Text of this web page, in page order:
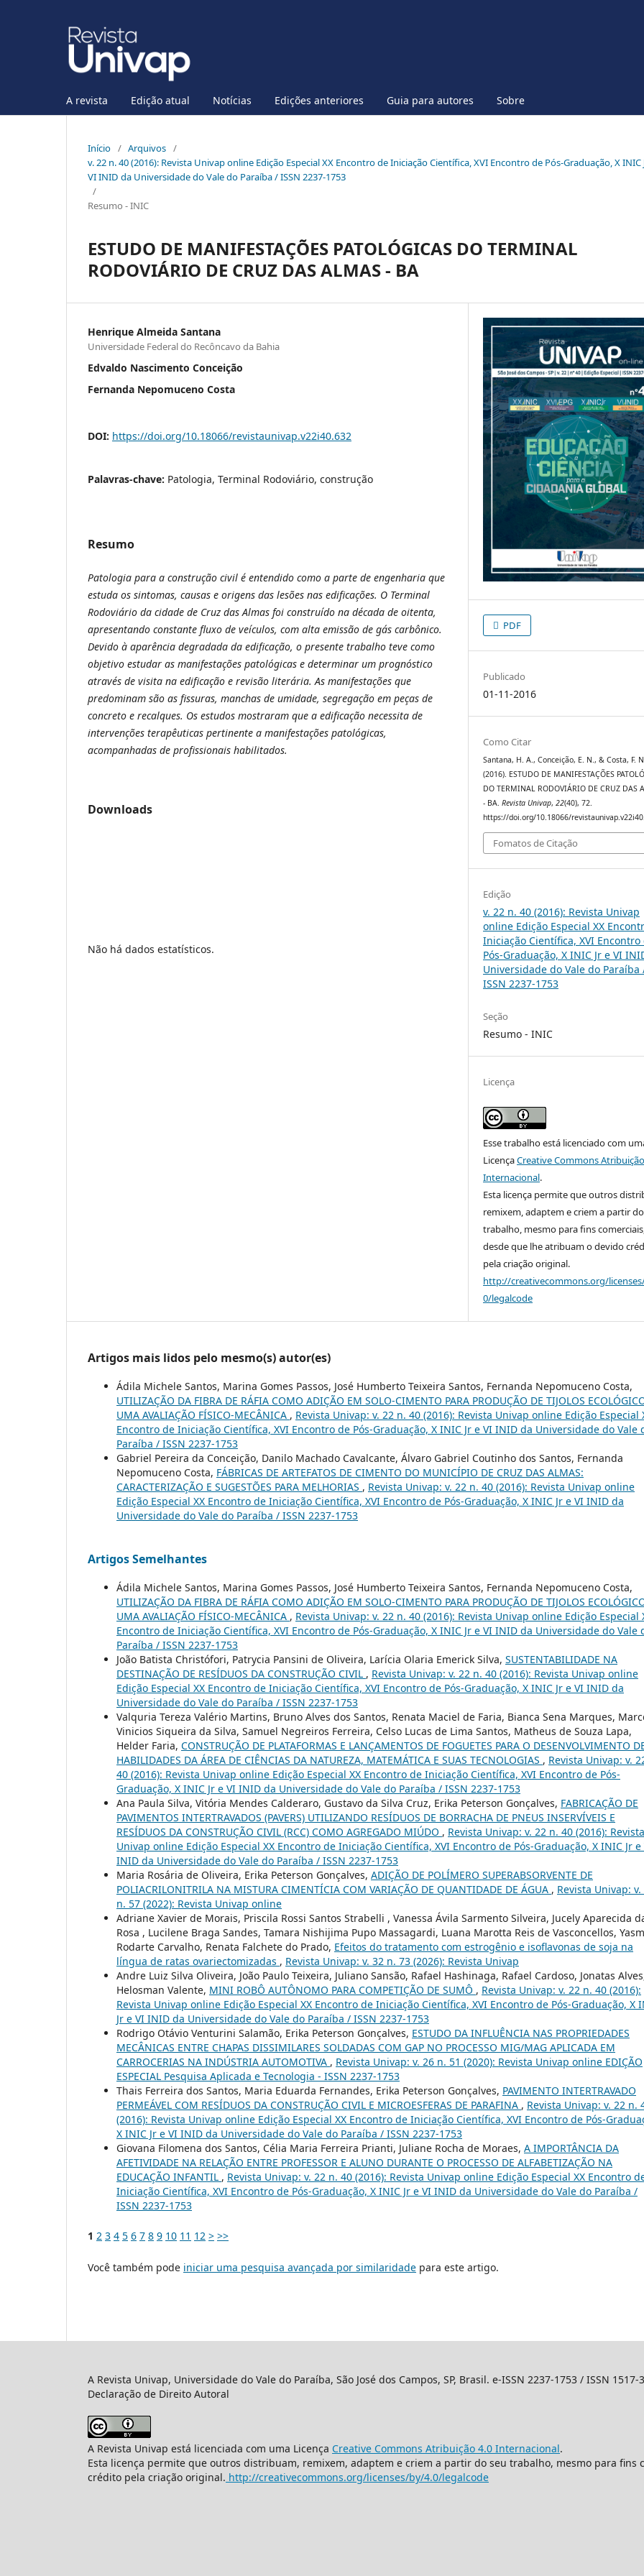
A revista Edição atual Notícias Edições anteriores Guia para autores Sobre
Início / Arquivos /
v. 22 n. 40 (2016): Revista Univap online Edição Especial XX Encontro de Iniciação Científica, XVI Encontro de Pós-Graduação, X INIC
VI INID da Universidade do Vale do Paraíba / ISSN 2237-1753
/
Resumo - INIC
ESTUDO DE MANIFESTAÇÕES PATOLÓGICAS DO TERMINAL
RODOVIÁRIO DE CRUZ DAS ALMAS - BA
Henrique Almeida Santana
Universidade Federal do Recôncavo da Bahia
Edvaldo Nascimento Conceição
Fernanda Nepomuceno Costa
DOI: https://doi.org/10.18066/revistaunivap.v22i40.632
Palavras-chave: Patologia, Terminal Rodoviário, construção
Resumo
Patologia para a construção civil é entendido como a parte de engenharia que
estuda os sintomas, causas e origens das lesões nas edificações. O Terminal
Rodoviário da cidade de Cruz das Almas foi construído na década de oitenta,
apresentando constante fluxo de veículos, com alta emissão de gás carbônico.
Devido à aparência degradada da edificação, o presente trabalho teve como
objetivo estudar as manifestações patológicas e determinar um prognóstico
através de visita na edificação e revisão literária. As manifestações que
predominam são as fissuras, manchas de umidade, segregação em peças de
concreto e recalques. Os estudos mostraram que a edificação necessita de
intervenções terapêuticas pertinente a manifestações patológicas,
acompanhadas de profissionais habilitados.
Downloads
Não há dados estatísticos.
PDF
Publicado
01-11-2016
Como Citar
Santana, H. A., Conceição, E. N., & Costa, F.
(2016). ESTUDO DE MANIFESTAÇÕES
DO TERMINAL RODOVIÁRIO DE CRUZ DAS
- BA.Revista Univap,22(40), 72.
https://doi.org/10.18066/
Fomatos de Citação
Edição
v. 22 n. 40 (2016): Revista Univap
online Edição Especial XX
Iniciação Científica, XVI Encontro
Pós-Graduação, X INIC Jr e VI
Universidade do Vale do Paraíba
ISSN 2237-1753
Seção
Resumo - INIC
Licença
Esse trabalho está licenciado com
LicençaCreative Commons
Internacional.
Esta licença permite que outros
remixem, adaptem e criem a partir
trabalho, mesmo para fins
desde que lhe atribuam o devido
pela criação original.
http://creativecommons.org/
0/legalcode
Artigos mais lidos pelo mesmo(s) autor(es)
Ádila Michele Santos, Marina Gomes Passos, José Humberto Teixeira Santos, Fernanda Nepomuceno Costa,
UTILIZAÇÃO DA FIBRA DE RÁFIA COMO ADIÇÃO EM SOLO-CIMENTO PARA PRODUÇÃO DE TIJOLOS
UMA AVALIAÇÃO FÍSICO-MECÂNICA , Revista Univap: v. 22 n. 40 (2016): Revista Univap online Edição Especial
Encontro de Iniciação Científica, XVI Encontro de Pós-Graduação, X INIC Jr e VI INID da Universidade do Vale
Paraíba / ISSN 2237-1753
Gabriel Pereira da Conceição, Danilo Machado Cavalcante, Álvaro Gabriel Coutinho dos Santos, Fernanda
Nepomuceno Costa, FÁBRICAS DE ARTEFATOS DE CIMENTO DO MUNICÍPIO DE CRUZ DAS ALMAS:
CARACTERIZAÇÃO E SUGESTÕES PARA MELHORIAS , Revista Univap: v. 22 n. 40 (2016): Revista Univap online
Edição Especial XX Encontro de Iniciação Científica, XVI Encontro de Pós-Graduação, X INIC Jr e VI INID da
Universidade do Vale do Paraíba / ISSN 2237-1753
Artigos Semelhantes
Ádila Michele Santos, Marina Gomes Passos, José Humberto Teixeira Santos, Fernanda Nepomuceno Costa,
UTILIZAÇÃO DA FIBRA DE RÁFIA COMO ADIÇÃO EM SOLO-CIMENTO PARA PRODUÇÃO DE TIJOLOS
UMA AVALIAÇÃO FÍSICO-MECÂNICA , Revista Univap: v. 22 n. 40 (2016): Revista Univap online Edição Especial
Encontro de Iniciação Científica, XVI Encontro de Pós-Graduação, X INIC Jr e VI INID da Universidade do Vale
Paraíba / ISSN 2237-1753
João Batista Christófori, Patrycia Pansini de Oliveira, Larícia Olaria Emerick Silva, SUSTENTABILIDADE NA
DESTINAÇÃO DE RESÍDUOS DA CONSTRUÇÃO CIVIL , Revista Univap: v. 22 n. 40 (2016): Revista Univap online
Edição Especial XX Encontro de Iniciação Científica, XVI Encontro de Pós-Graduação, X INIC Jr e VI INID da
Universidade do Vale do Paraíba / ISSN 2237-1753
Valquria Tereza Valério Martins, Bruno Alves dos Santos, Renata Maciel de Faria, Bianca Sena Marques,
Vinicios Siqueira da Silva, Samuel Negreiros Ferreira, Celso Lucas de Lima Santos, Matheus de Souza Lapa,
Helder Faria, CONSTRUÇÃO DE PLATAFORMAS E LANÇAMENTOS DE FOGUETES PARA O DESENVOLVIMENTO
HABILIDADES DA ÁREA DE CIÊNCIAS DA NATUREZA, MATEMÁTICA E SUAS TECNOLOGIAS , Revista Univap: v.
40 (2016): Revista Univap online Edição Especial XX Encontro de Iniciação Científica, XVI Encontro de Pós-
Graduação, X INIC Jr e VI INID da Universidade do Vale do Paraíba / ISSN 2237-1753
Ana Paula Silva, Vitória Mendes Calderaro, Gustavo da Silva Cruz, Erika Peterson Gonçalves, FABRICAÇÃO DE
PAVIMENTOS INTERTRAVADOS (PAVERS) UTILIZANDO RESÍDUOS DE BORRACHA DE PNEUS INSERVÍVEIS E
RESÍDUOS DA CONSTRUÇÃO CIVIL (RCC) COMO AGREGADO MIÚDO , Revista Univap: v. 22 n. 40 (2016): Revista
Univap online Edição Especial XX Encontro de Iniciação Científica, XVI Encontro de Pós-Graduação, X INIC Jr e
INID da Universidade do Vale do Paraíba / ISSN 2237-1753
Maria Rosária de Oliveira, Erika Peterson Gonçalves, ADIÇÃO DE POLÍMERO SUPERABSORVENTE DE
POLIACRILONITRILA NA MISTURA CIMENTÍCIA COM VARIAÇÃO DE QUANTIDADE DE ÁGUA , Revista Univap: v.
n. 57 (2022): Revista Univap online
Adriane Xavier de Morais, Priscila Rossi Santos Strabelli , Vanessa Ávila Sarmento Silveira, Jucely Aparecida
Rosa , Lucilene Braga Sandes, Tamara Nishijima Pupo Massagardi, Luana Marotta Reis de Vasconcellos,
Rodarte Carvalho, Renata Falchete do Prado, Efeitos do tratamento com estrogênio e isoflavonas de soja na
língua de ratas ovariectomizadas , Revista Univap: v. 32 n. 73 (2026): Revista Univap
Andre Luiz Silva Oliveira, João Paulo Teixeira, Juliano Sansão, Rafael Hashinaga, Rafael Cardoso, Jonatas
Helosman Valente, MINI ROBÔ AUTÔNOMO PARA COMPETIÇÃO DE SUMÔ , Revista Univap: v. 22 n. 40 (2016):
Revista Univap online Edição Especial XX Encontro de Iniciação Científica, XVI Encontro de Pós-Graduação, X
Jr e VI INID da Universidade do Vale do Paraíba / ISSN 2237-1753
Rodrigo Otávio Venturini Salamão, Erika Peterson Gonçalves, ESTUDO DA INFLUÊNCIA NAS PROPRIEDADES
MECÂNICAS ENTRE CHAPAS DISSIMILARES SOLDADAS COM GAP NO PROCESSO MIG/MAG APLICADA EM
CARROCERIAS NA INDÚSTRIA AUTOMOTIVA , Revista Univap: v. 26 n. 51 (2020): Revista Univap online EDIÇÃO
ESPECIAL Pesquisa Aplicada e Tecnologia - ISSN 2237-1753
Thais Ferreira dos Santos, Maria Eduarda Fernandes, Erika Peterson Gonçalves, PAVIMENTO INTERTRAVADO
PERMEÁVEL COM RESÍDUOS DA CONSTRUÇÃO CIVIL E MICROESFERAS DE PARAFINA , Revista Univap: v. 22 n.
(2016): Revista Univap online Edição Especial XX Encontro de Iniciação Científica, XVI Encontro de Pós-
X INIC Jr e VI INID da Universidade do Vale do Paraíba / ISSN 2237-1753
Giovana Filomena dos Santos, Célia Maria Ferreira Prianti, Juliane Rocha de Moraes, A IMPORTÂNCIA DA
AFETIVIDADE NA RELAÇÃO ENTRE PROFESSOR E ALUNO DURANTE O PROCESSO DE ALFABETIZAÇÃO NA
EDUCAÇÃO INFANTIL , Revista Univap: v. 22 n. 40 (2016): Revista Univap online Edição Especial XX Encontro
Iniciação Científica, XVI Encontro de Pós-Graduação, X INIC Jr e VI INID da Universidade do Vale do Paraíba /
ISSN 2237-1753
1 2 3 4 5 6 7 8 9 10 11 12 > >>
Você também pode iniciar uma pesquisa avançada por similaridade para este artigo.
A Revista Univap, Universidade do Vale do Paraíba, São José dos Campos, SP, Brasil. e-ISSN 2237-1753 / ISSN 1517-
Declaração de Direito Autoral
A Revista Univap está licenciada com uma Licença Creative Commons Atribuição 4.0 Internacional.
Esta licença permite que outros distribuam, remixem, adaptem e criem a partir do seu trabalho, mesmo para fins
crédito pela criação original. http://creativecommons.org/licenses/by/4.0/legalcode